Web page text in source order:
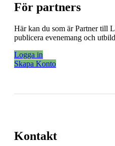
För partners
Här kan du som är Partner till
publicera evenemang och
Logga in
Skapa Konto
Kontakt